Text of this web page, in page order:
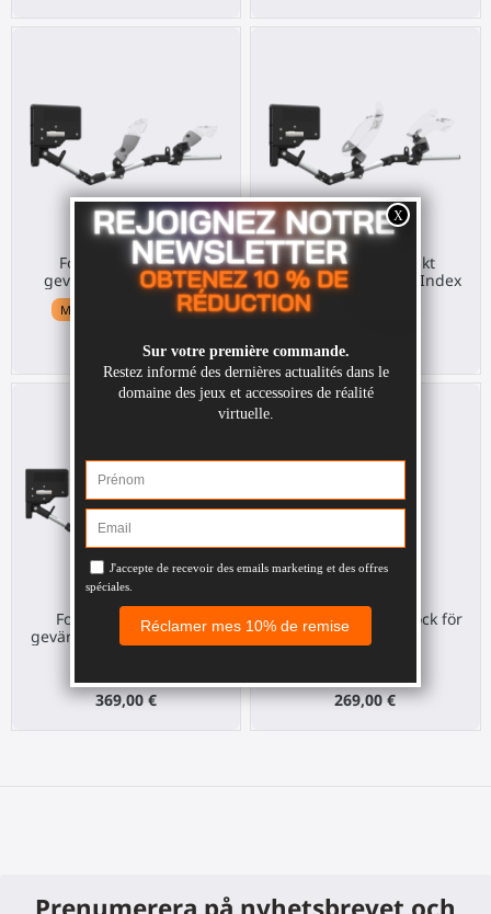
ForceTube haptisk
gevärskolv för Quest 3
Meta Quest 3 / 3S / Pro
369,00 €
ForceTube haptiskt
gevärskolv för Valve Index
369,00 €
ForceTube haptiskt
gevärskolv för Pico 4 Ultra
369,00 €
ForceTube Haptic Stock för
VR gevärskolv
269,00 €